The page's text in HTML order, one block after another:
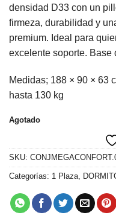
densidad D33 con un
firmeza, durabilidad y
premium. Ideal para
excelente soporte. Base
Medidas; 188 × 90 × 63
hasta 130 kg
Agotado
SKU:
Categorías: 1 Plaza,